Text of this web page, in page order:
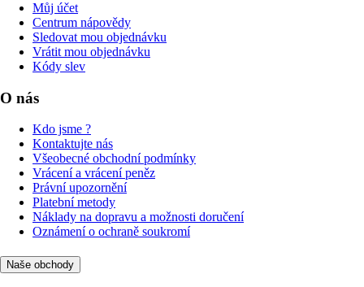
Můj účet
Centrum nápovědy
Sledovat mou objednávku
Vrátit mou objednávku
Kódy slev
O nás
Kdo jsme ?
Kontaktujte nás
Všeobecné obchodní podmínky
Vrácení a vrácení peněz
Právní upozornění
Platební metody
Náklady na dopravu a možnosti doručení
Oznámení o ochraně soukromí
Naše obchody